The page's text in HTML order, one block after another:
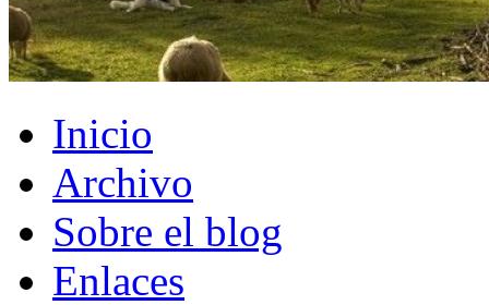
Inicio
Archivo
Sobre el blog
Enlaces